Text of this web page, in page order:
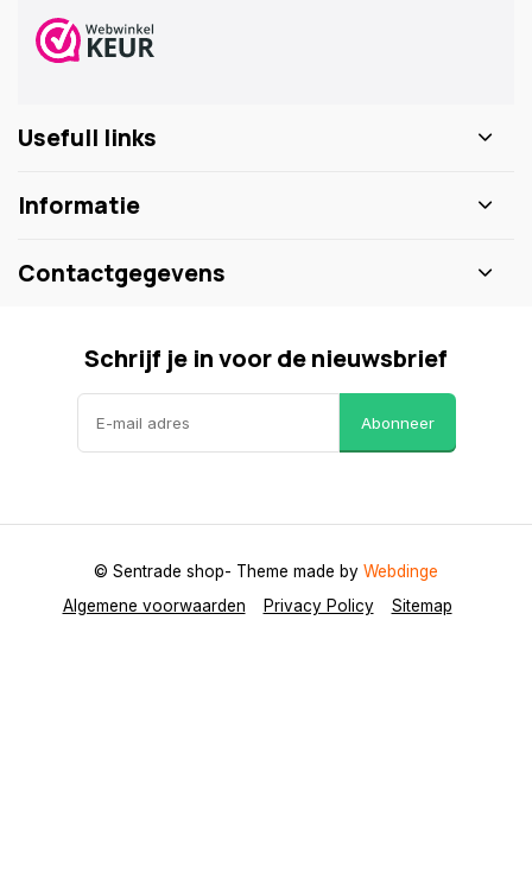
Usefull links
Informatie
Contactgegevens
Schrijf je in voor de nieuwsbrief
Abonneer
Algemene voorwaarden Privacy Policy Sitemap
© Sentrade shop- Theme made by Webdinge